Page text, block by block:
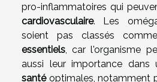
pro-inflammatoires qui
cardiovasculaire. Les
soient pas classés
essentiels , car l'organisme
aussi leur importance dans
santéoptimales, notamment